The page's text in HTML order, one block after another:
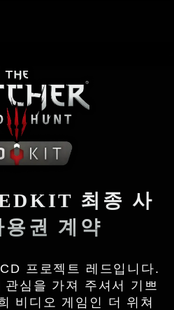
최종 사
용권 계약
프로젝트 레드입니다.
심을 가져 주셔서 기쁘
비디오 게임인 더 위쳐